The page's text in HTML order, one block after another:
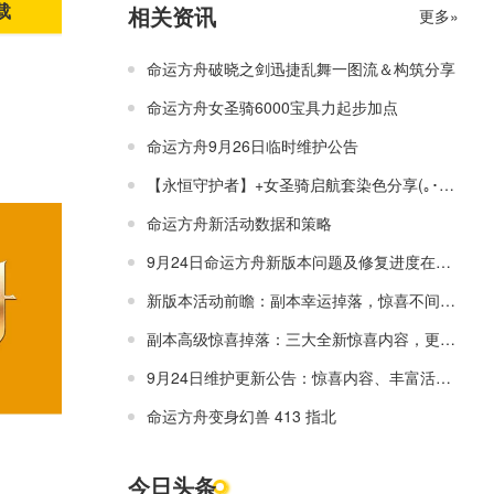
相关资讯 更多»
命运方舟破晓之剑迅捷乱舞一图流＆构筑分享
命运方舟女圣骑6000宝具力起步加点
命运方舟9月26日临时维护公告
【永恒守护者】+女圣骑启航套染色分享(｡･ω･｡)
命运方舟新活动数据和策略
9月24日命运方舟新版本问题及修复进度在线公告
新版本活动前瞻：副本幸运掉落，惊喜不间断~
副本高级惊喜掉落：三大全新惊喜内容，更有宝珠栏位解放开启！
9月24日维护更新公告：惊喜内容、丰富活动正式开启！
命运方舟变身幻兽 413 指北
今日头条